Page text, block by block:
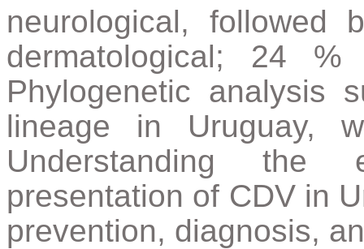
neurological, followed
dermatological; 24 %
Phylogenetic analysis
lineage in Uruguay,
Understanding the
presentation of CDV in
prevention, diagnosis,